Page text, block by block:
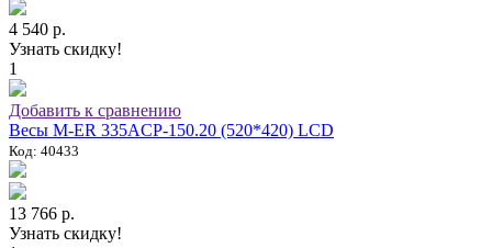
4 540 р.
Узнать скидку!
1
Добавить к сравнению
Весы M-ER 335ACP-150.20 (520*420) LCD
Код: 40433
13 766 р.
Узнать скидку!